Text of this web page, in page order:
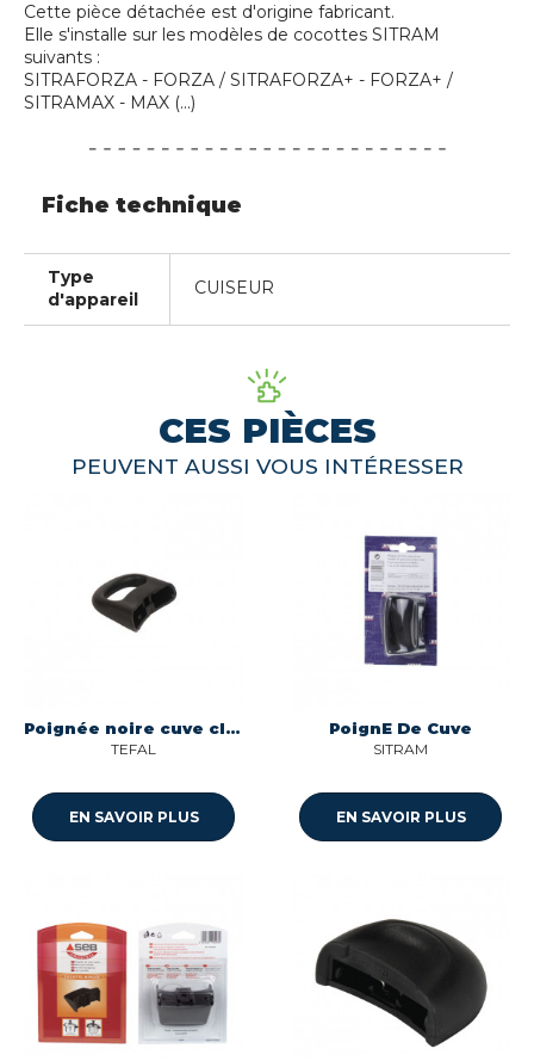
Cette pièce détachée est d'origine fabricant.
Elle s'installe sur les modèles de cocottes SITRAM
suivants :
SITRAFORZA - FORZA / SITRAFORZA+ - FORZA+ /
SITRAMAX - MAX (...)
Fiche technique
Type
d'appareil
CUISEUR
CES PIÈCES
PEUVENT AUSSI VOUS INTÉRESSER
Poignée noire cuve clipso autocuiseur SEB SS-981202
TEFAL
EN SAVOIR PLUS
PoignE De Cuve
SITRAM
EN SAVOIR PLUS